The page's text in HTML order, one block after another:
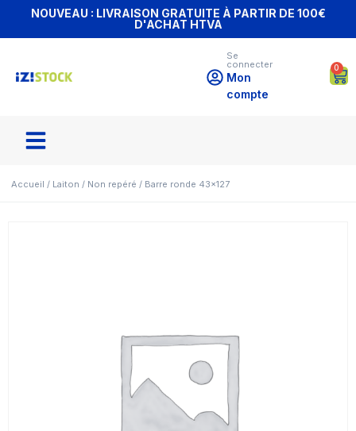
NOUVEAU : LIVRAISON GRATUITE À PARTIR DE 100€
D'ACHAT HTVA
Se
connecter
Mon
compte
0
Accueil / Laiton / Non repéré / Barre ronde 43×127